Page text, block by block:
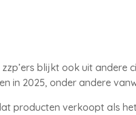
blijkt ook uit
in 2025, onder andere
producten verkoopt als